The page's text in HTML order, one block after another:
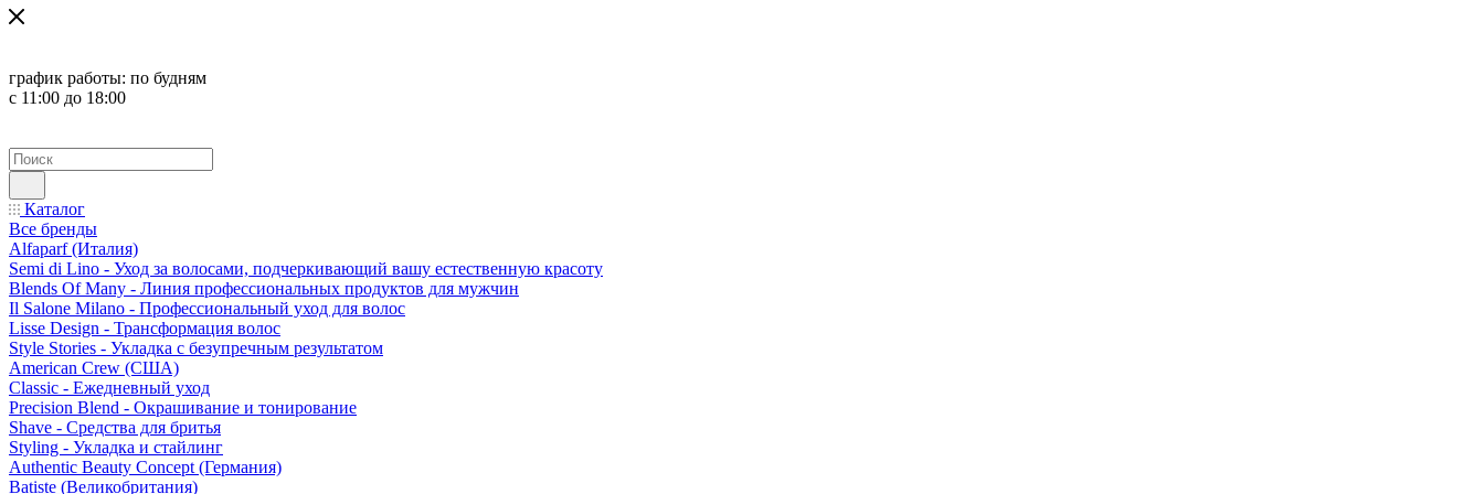
график работы: по будням
с 11:00 до 18:00
Каталог
Все бренды
Alfaparf (Италия)
Semi di Lino - Уход за волосами, подчеркивающий вашу естественную красоту
Blends Of Many - Линия профессиональных продуктов для мужчин
Il Salone Milano - Профессиональный уход для волос
Lisse Design - Трансформация волос
Style Stories - Укладка с безупречным результатом
American Crew (США)
Classic - Ежедневный уход
Precision Blend - Окрашивание и тонирование
Shave - Средства для бритья
Styling - Укладка и стайлинг
Authentic Beauty Concept (Германия)
Batiste (Великобритания)